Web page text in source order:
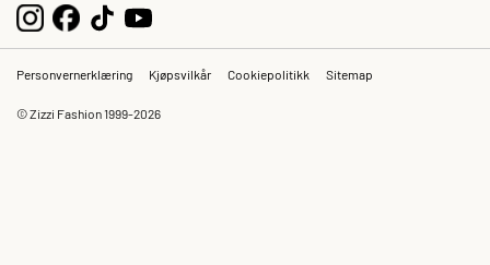
Personvernerklæring Kjøpsvilkår Cookiepolitikk Sitemap
© Zizzi Fashion 1999-2026